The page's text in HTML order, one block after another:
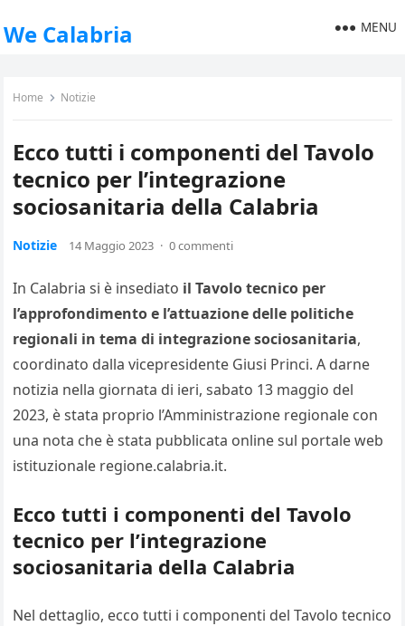
We Calabria MENU
Home Notizie
Ecco tutti i componenti del Tavolo
tecnico per l’integrazione
sociosanitaria della Calabria
Notizie 14 Maggio 2023 · 0 commenti
In Calabria si è insediato il Tavolo tecnico per
l’approfondimento e l’attuazione delle politiche
regionali in tema di integrazione sociosanitaria,
coordinato dalla vicepresidente Giusi Princi. A darne
notizia nella giornata di ieri, sabato 13 maggio del
2023, è stata proprio l’Amministrazione regionale con
una nota che è stata pubblicata online sul portale web
istituzionale regione.calabria.it.
Ecco tutti i componenti del Tavolo
tecnico per l’integrazione
sociosanitaria della Calabria
Nel dettaglio, ecco tutti i componenti del Tavolo tecnico